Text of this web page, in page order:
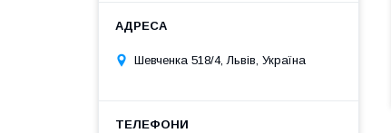
Шевченка 518/4, Львів, Україна